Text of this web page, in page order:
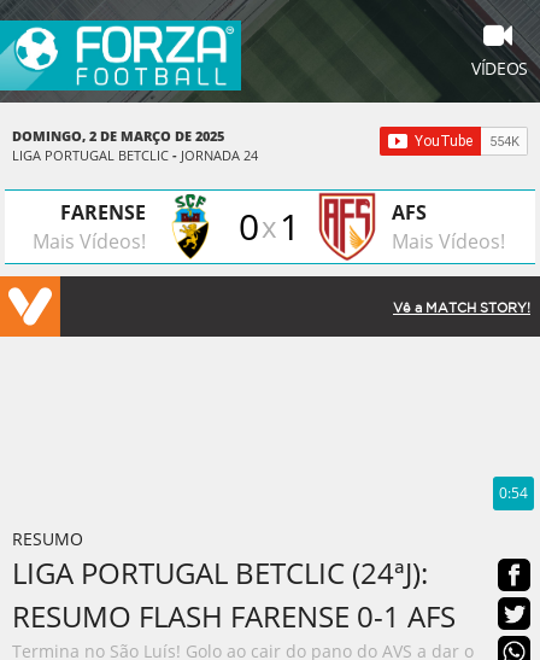
VÍDEOS
DOMINGO, 2 DE MARÇO DE 2025
LIGA PORTUGAL BETCLIC - JORNADA 24
FARENSE
Mais Vídeos!
0x1
AFS
Mais Vídeos!
Vê a MATCH STORY!
0:54
RESUMO
LIGA PORTUGAL BETCLIC (24ªJ):
RESUMO FLASH FARENSE 0-1 AFS
Termina no São Luís! Golo ao cair do pano do AVS a dar o